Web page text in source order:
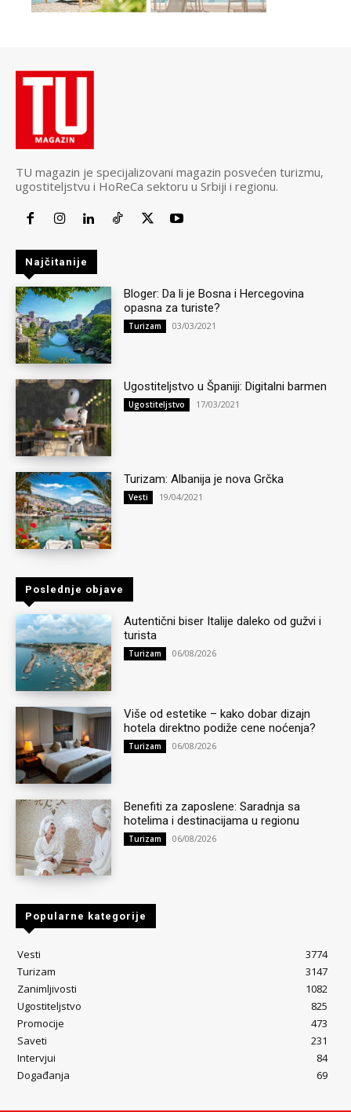
TU magazin je specijalizovani magazin posvećen turizmu,
ugostiteljstvu i HoReCa sektoru u Srbiji i regionu.
Najčitanije
Bloger: Da li je Bosna i Hercegovina
opasna za turiste?
Turizam 03/03/2021
Ugostiteljstvo u Španiji: Digitalni barmen
Ugostiteljstvo 17/03/2021
Turizam: Albanija je nova Grčka
Vesti 19/04/2021
Poslednje objave
Autentični biser Italije daleko od gužvi i
turista
Turizam 06/08/2026
Više od estetike – kako dobar dizajn
hotela direktno podiže cene noćenja?
Turizam 06/08/2026
Benefiti za zaposlene: Saradnja sa
hotelima i destinacijama u regionu
Turizam 06/08/2026
Popularne kategorije
Vesti
3774
Turizam
3147
Zanimljivosti
1082
Ugostiteljstvo
825
Promocije
473
Saveti
231
Intervjui
84
Događanja
69